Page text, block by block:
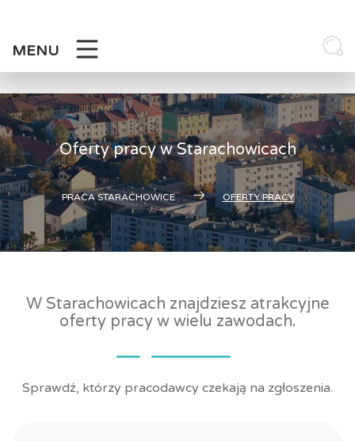
MENU
Oferty pracy w Starachowicach
PRACA STARACHOWICE OFERTY PRACY
W Starachowicach znajdziesz atrakcyjne
oferty pracy w wielu zawodach.
Sprawdź, którzy pracodawcy czekają na zgłoszenia.